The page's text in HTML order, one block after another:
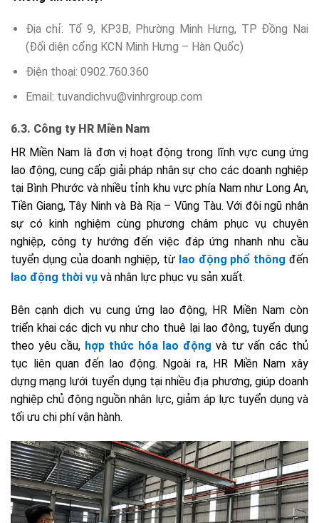
Địa chỉ: Tổ 9, KP3B, Phường Minh Hưng, TP Đồng Nai
(Đối diện cổng KCN Minh Hưng – Hàn Quốc)
Điện thoại: 0902.760.360
Email: tuvandichvu@vinhrgroup.com
6.3. Công ty HR Miền Nam
HR Miền Nam là đơn vị hoạt động trong lĩnh vực cung ứng
lao động, cung cấp giải pháp nhân sự cho các doanh nghiệp
tại Bình Phước và nhiều tỉnh khu vực phía Nam như Long An,
Tiền Giang, Tây Ninh và Bà Rịa – Vũng Tàu. Với đội ngũ nhân
sự có kinh nghiệm cùng phương châm phục vụ chuyên
nghiệp, công ty hướng đến việc đáp ứng nhanh nhu cầu
tuyển dụng của doanh nghiệp, từ lao động phổ thông đến
lao động thời vụ và nhân lực phục vụ sản xuất.
Bên cạnh dịch vụ cung ứng lao động, HR Miền Nam còn
triển khai các dịch vụ như cho thuê lại lao động, tuyển dụng
theo yêu cầu, hợp thức hóa lao động và tư vấn các thủ
tục liên quan đến lao động. Ngoài ra, HR Miền Nam xây
dựng mạng lưới tuyển dụng tại nhiều địa phương, giúp doanh
nghiệp chủ động nguồn nhân lực, giảm áp lực tuyển dụng và
tối ưu chi phí vận hành.